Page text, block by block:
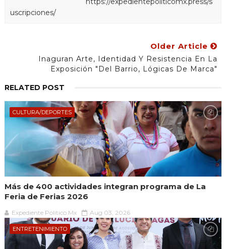
uscripciones/
Older Article
Inaguran Arte, Identidad Y Resistencia En La
Exposición "Del Barrio, Lógicas De Marca"
RELATED POST
CULTURA/DEPORTES
Más de 400 actividades integran programa de La
Feria de Ferias 2026
Expediente Político.Mx Aug 03, 2026
ENTRETENIMIENTO